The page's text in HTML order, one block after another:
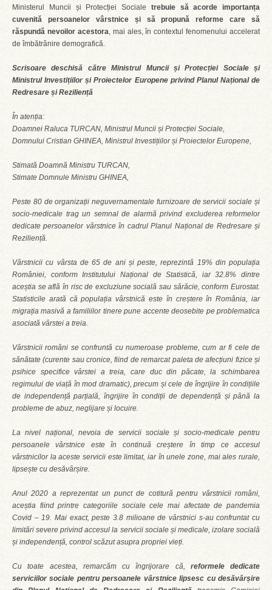
Ministerul Muncii și Protecției Sociale trebuie să acorde importanța
cuvenită persoanelor vârstnice și să propună reforme care să
răspundă nevoilor acestora, mai ales, în contextul fenomenului accelerat
de îmbătrânire demografică.
Scrisoare deschisă către Ministrul Muncii și Protecției Sociale și
Ministrul Investițiilor și Proiectelor Europene privind Planul Național de
Redresare și Reziliență
În atenția:
Doamnei Raluca TURCAN, Ministrul Muncii și Protecției Sociale,
Domnului Cristian GHINEA, Ministrul Investițiilor și Proiectelor Europene,
Stimată Doamnă Ministru TURCAN,
Stimate Domnule Ministru GHINEA,
Peste 80 de organizații neguvernamentale furnizoare de servicii sociale și
socio-medicale trag un semnal de alarmă privind excluderea reformelor
dedicate persoanelor vârstnice în cadrul Planul Național de Redresare și
Reziliență.
Vârstnicii cu vârsta de 65 de ani și peste, reprezintă 19% din populația
României, conform Institutului Național de Statistică, iar 32.8% dintre
aceștia se află în risc de excluziune socială sau sărăcie, conform Eurostat.
Statisticile arată că populația vârstnică este în creștere în România, iar
migrația masivă a familiilor tinere pune accente deosebite pe problematica
asociată vârstei a treia.
Vârstnicii români se confruntă cu numeroase probleme, cum ar fi cele de
sănătate (curente sau cronice, fiind de remarcat paleta de afecțiuni fizice și
psihice specifice vârstei a treia, care duc din păcate, la schimbarea
regimului de viață în mod dramatic), precum și cele de îngrijire în condițiile
de independență parțială, îngrijire în condiții de dependență și până la
probleme de abuz, neglijare și locuire.
La nivel național, nevoia de servicii sociale și socio-medicale pentru
persoanele vârstnice este în continuă creștere în timp ce accesul
vârstnicilor la aceste servicii este limitat, iar în unele zone, mai ales rurale,
lipsește cu desăvârșire.
Anul 2020 a reprezentat un punct de cotitură pentru vârstnicii români,
aceștia fiind printre categoriile sociale cele mai afectate de pandemia
Covid – 19. Mai exact, peste 3.8 milioane de vârstnici s-au confruntat cu
limitări severe privind accesul la servicii sociale și medicale, izolare socială
și independență, control scăzut asupra propriei vieți.
Cu toate acestea, remarcăm cu îngrijorare că, reformele dedicate
serviciilor sociale pentru persoanele vârstnice lipsesc cu desăvârșire